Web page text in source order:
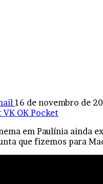
16 de novembro de
VK OK Pocket
em Paulínia
que fizemos para